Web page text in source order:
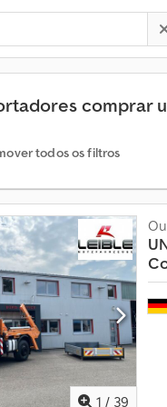
comprar
todos os filtros
1 / 39